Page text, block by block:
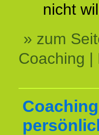
nicht
» zum
Coaching |